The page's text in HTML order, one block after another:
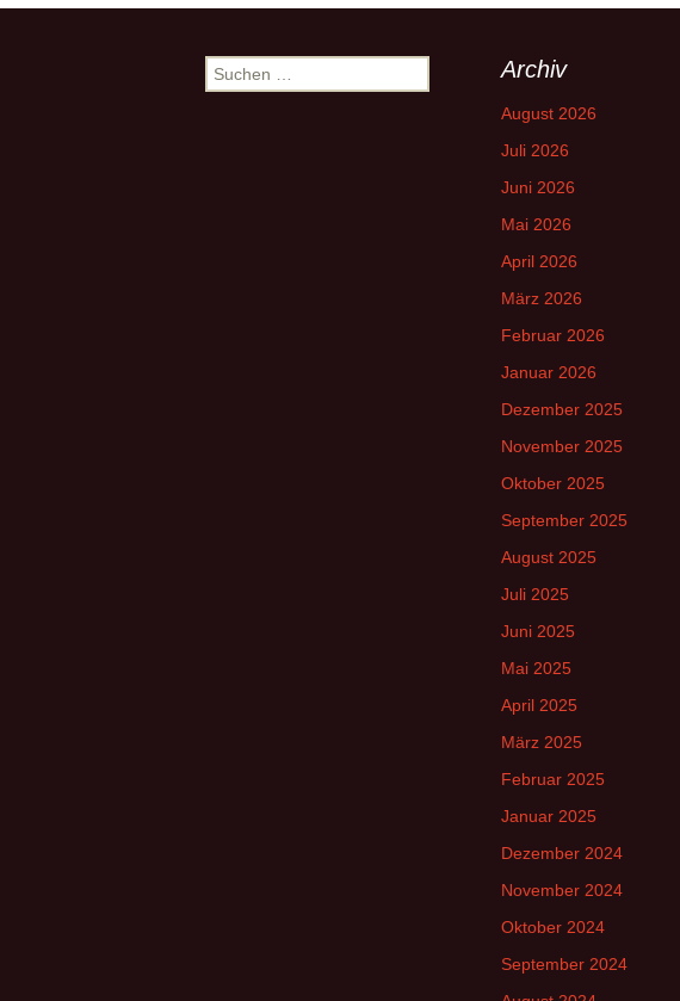
Navigation
Suchen
nach:
Archiv
August 2026
Juli 2026
Juni 2026
Mai 2026
April 2026
März 2026
Februar 2026
Januar 2026
Dezember 2025
November 2025
Oktober 2025
September 2025
August 2025
Juli 2025
Juni 2025
Mai 2025
April 2025
März 2025
Februar 2025
Januar 2025
Dezember 2024
November 2024
Oktober 2024
September 2024